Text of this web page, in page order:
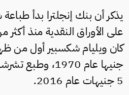
يذكر أن بنك إنجلترا بدأ
جنيها عام 1970،
5 جنيهات عام 2016.